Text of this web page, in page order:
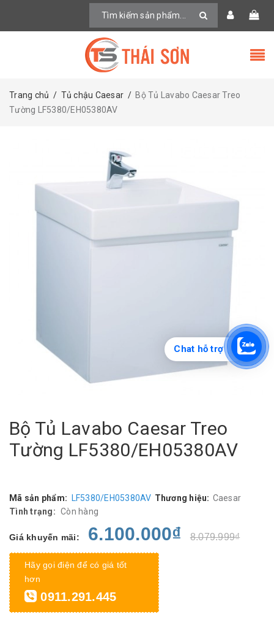
Trang chủ / Tủ chậu Caesar / Bộ Tủ Lavabo Caesar Treo
Tường LF5380/EH05380AV
Bộ Tủ Lavabo Caesar Treo
Tường LF5380/EH05380AV
Mã sản phẩm: LF5380/EH05380AV Thương hiệu: Caesar
Tình trạng: Còn hàng
Giá khuyến mãi: 6.100.000₫ 8.079.999₫
Hãy gọi điện để có giá tốt
hơn
0911.291.445
Chat hỗ trợ